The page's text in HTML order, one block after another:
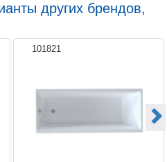
других брендов,
101821